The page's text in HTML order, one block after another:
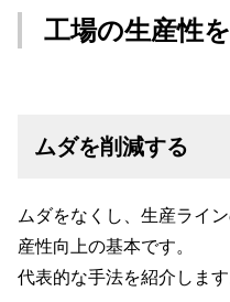
工場の生産性
ムダを削減する
ムダをなくし、生産ライ
産性向上の基本です。
代表的な手法を紹介します